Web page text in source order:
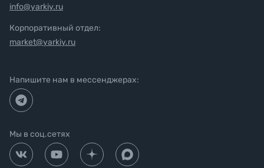
info@yarkiy.ru
Корпоративный отдел:
market@yarkiy.ru
Напишите нам в мессенджерах:
Мы в соц.сетях